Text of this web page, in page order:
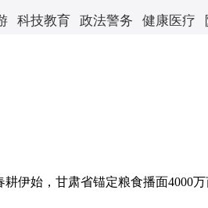
科技教育 政法警务 健康医疗
始，甘肃省锚定粮食播面4000万